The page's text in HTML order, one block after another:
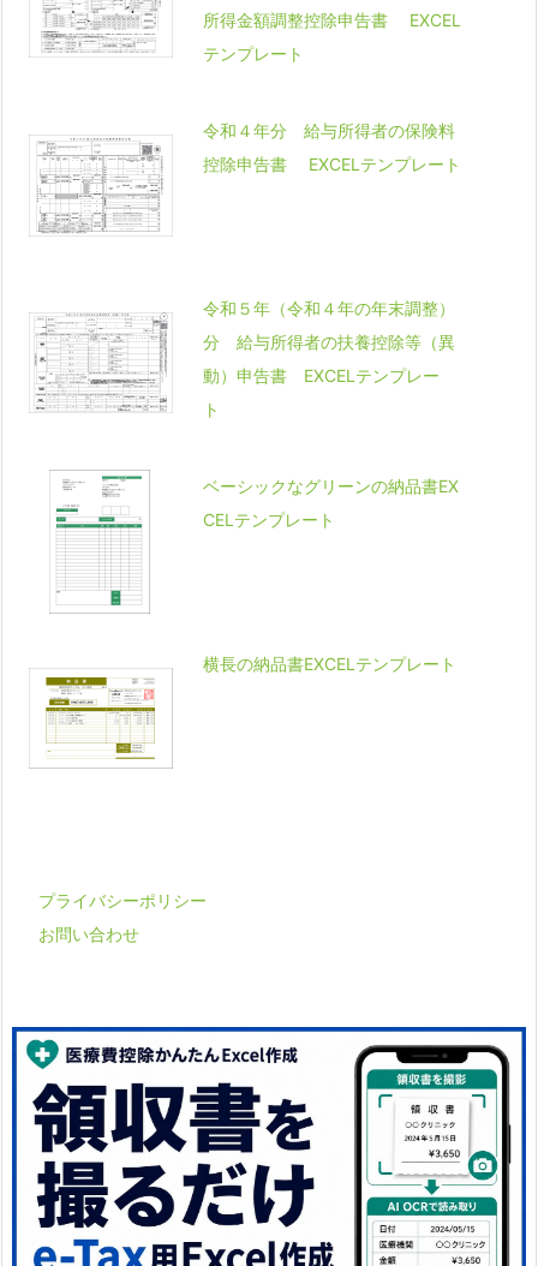
所得金額調整控除申告書 EXCEL
テンプレート
令和４年分 給与所得者の保険料
控除申告書 EXCELテンプレート
令和５年（令和４年の年末調整）
分 給与所得者の扶養控除等（異
動）申告書 EXCELテンプレー
ト
ベーシックなグリーンの納品書EX
CELテンプレート
横長の納品書EXCELテンプレート
プライバシーポリシー
お問い合わせ